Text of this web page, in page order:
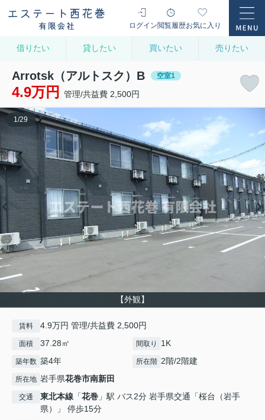
ログイン閲覧履歴お気に入り
借りたい 貸したい 買いたい 売りたい
Arrotsk（アルトスク）B 空室1
4.9万円 管理/共益費 2,500円
【外観】
1 /29
賃料 4.9万円 管理/共益費 2,500円
面積 37.28㎡ 間取り 1K
築年数 築4年 所在階 2階/2階建
所在地 岩手県花巻市南新田
交通 東北本線 「花巻 」駅 バス2分 岩手県交通「桜台（岩手
県）」 停歩15分